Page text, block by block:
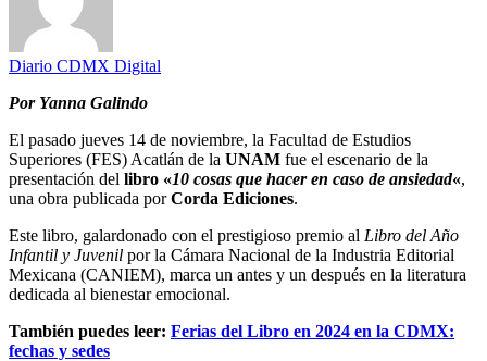
Diario CDMX Digital
Por Yanna Galindo
El pasado jueves 14 de noviembre, la Facultad de Estudios
Superiores (FES) Acatlán de la UNAM fue el escenario de la
presentación del libro «10 cosas que hacer en caso de ansiedad«,
una obra publicada porCorda Ediciones.
Este libro, galardonado con el prestigioso premio al Libro del Año
Infantil y Juvenil por la Cámara Nacional de la Industria Editorial
Mexicana (CANIEM), marca un antes y un después en la literatura
dedicada al bienestar emocional.
También puedes leer: Ferias del Libro en 2024 en la CDMX:
fechas y sedes